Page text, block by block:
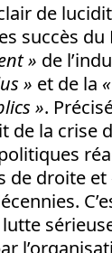
de
succès
» de
» et de la
».
de la crise
de droite et